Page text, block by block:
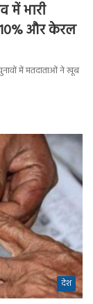
में भारी
और केरल
में मतदाताओं ने खूब
देश